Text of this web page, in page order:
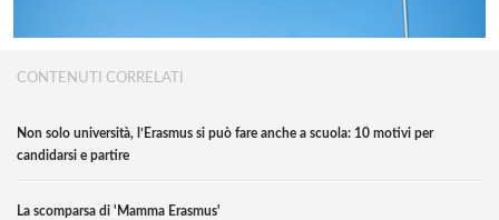
CONTENUTI CORRELATI
Non solo università, l’Erasmus si può fare anche a scuola: 10 motivi per
candidarsi e partire
La scomparsa di 'Mamma Erasmus'